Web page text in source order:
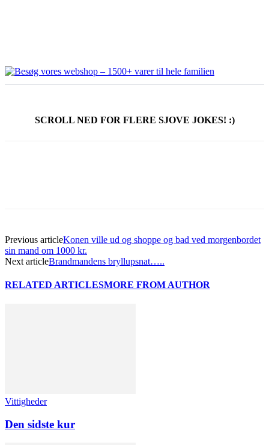
SCROLL NED FOR FLERE SJOVE JOKES! :)
Previous articleKonen ville ud og shoppe og bad ved morgenbordet
sin mand om 1000 kr.
Next articleBrandmandens bryllupsnat…..
RELATED ARTICLESMORE FROM AUTHOR
Vittigheder
Den sidste kur